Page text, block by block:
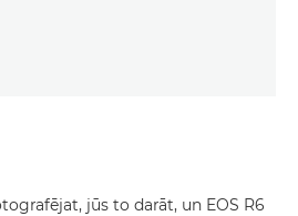
jūs to darāt, un EOS R6